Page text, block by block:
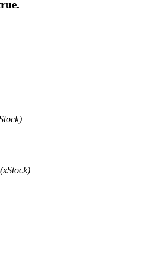
flexibele belangen
van passief inkomen
.